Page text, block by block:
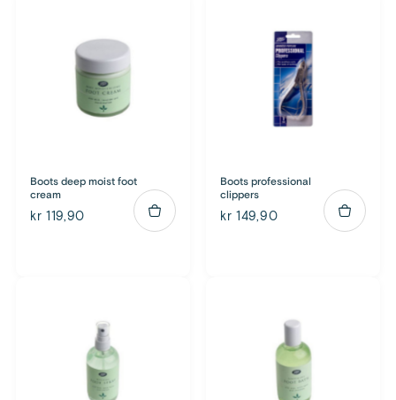
Boots deep moist foot
cream
kr 119,90
Boots professional
clippers
kr 149,90